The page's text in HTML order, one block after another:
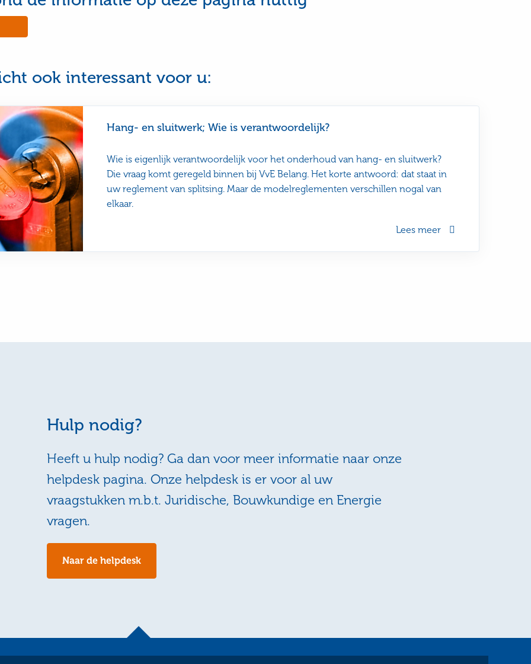
this
not
usefulook interessant voor u:
Hang- en sluitwerk; Wie is verantwoordelijk?
Wie is eigenlijk verantwoordelijk voor het onderhoud van hang- en sluitwerk?
Die vraag komt geregeld binnen bij VvE Belang. Het korte antwoord: dat staat in
uw reglement van splitsing. Maar de modelreglementen verschillen nogal van
elkaar.
Lees meer
Hulp nodig?
Heeft u hulp nodig? Ga dan voor meer informatie naar onze
helpdesk pagina. Onze helpdesk is er voor al uw
vraagstukken m.b.t. Juridische, Bouwkundige en Energie
vragen.
Naar de helpdesk